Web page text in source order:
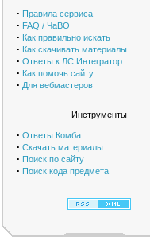
· Правила сервиса
· FAQ / ЧаВО
· Как правильно искать
· Как скачивать материалы
· Ответы к ЛС Интегратор
· Как помочь сайту
· Для вебмастеров
Инструменты
· Ответы Комбат
· Скачать материалы
· Поиск по сайту
· Поиск кода предмета